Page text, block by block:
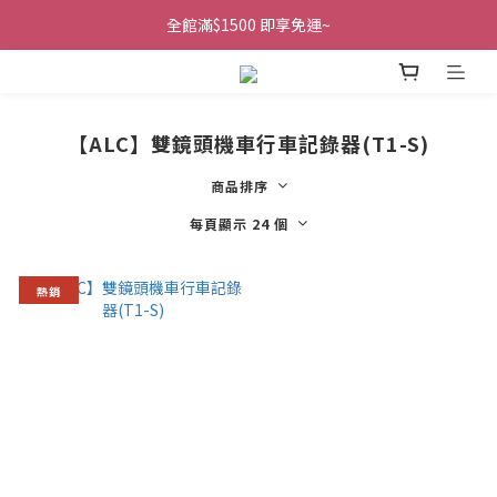
全館滿$1500 即享免運~
【ALC】雙鏡頭機車行車記錄器(T1-S)
商品排序
每頁顯示 24 個
熱銷